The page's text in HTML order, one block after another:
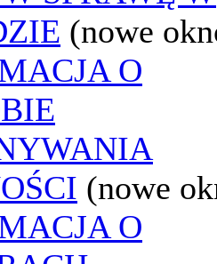
(nowe
O
(nowe
O